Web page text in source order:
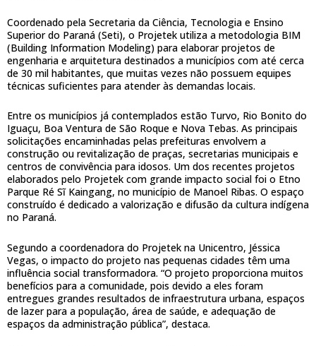
Coordenado pela Secretaria da Ciência, Tecnologia e Ensino
Superior do Paraná (Seti), o Projetek utiliza a metodologia BIM
(Building Information Modeling) para elaborar projetos de
engenharia e arquitetura destinados a municípios com até cerca
de 30 mil habitantes, que muitas vezes não possuem equipes
técnicas suficientes para atender às demandas locais.
Entre os municípios já contemplados estão Turvo, Rio Bonito do
Iguaçu, Boa Ventura de São Roque e Nova Tebas. As principais
solicitações encaminhadas pelas prefeituras envolvem a
construção ou revitalização de praças, secretarias municipais e
centros de convivência para idosos. Um dos recentes projetos
elaborados pelo Projetek com grande impacto social foi o Etno
Parque Ré Sĩ Kaingang, no município de Manoel Ribas. O espaço
construído é dedicado a valorização e difusão da cultura indígena
no Paraná.
Segundo a coordenadora do Projetek na Unicentro, Jéssica
Vegas, o impacto do projeto nas pequenas cidades têm uma
influência social transformadora. “O projeto proporciona muitos
benefícios para a comunidade, pois devido a eles foram
entregues grandes resultados de infraestrutura urbana, espaços
de lazer para a população, área de saúde, e adequação de
espaços da administração pública”, destaca.